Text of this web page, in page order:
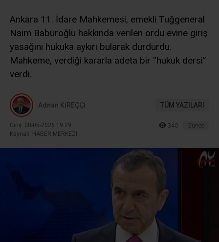
Ankara 11. İdare Mahkemesi, emekli Tuğgeneral
Naim Babüroğlu hakkında verilen ordu evine giriş
yasağını hukuka aykırı bularak durdurdu.
Mahkeme, verdiği kararla adeta bir “hukuk dersi”
verdi.
Adnan KİREÇÇİ TÜM YAZILARI
Giriş: 08-05-2026 19:29
Kaynak: HABER MERKEZI
340 Güncel